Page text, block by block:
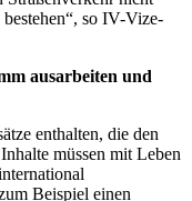
so IV-Vize-
ausarbeiten und
enthalten, die den
müssen mit Leben
Beispiel einen